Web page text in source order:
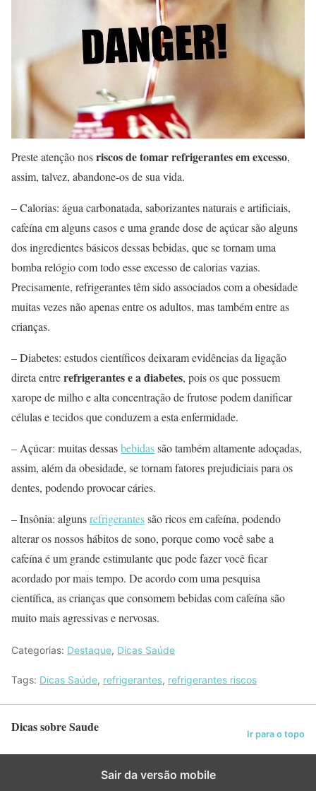
Preste atenção nosriscos de tomar refrigerantes em excesso,
assim, talvez, abandone-os de sua vida.
– Calorias: água carbonatada, saborizantes naturais e artificiais,
cafeína em alguns casos e uma grande dose de açúcar são alguns
dos ingredientes básicos dessas bebidas, que se tornam uma
bomba relógio com todo esse excesso de calorias vazias.
Precisamente, refrigerantes têm sido associados com a obesidade
muitas vezes não apenas entre os adultos, mas também entre as
crianças.
– Diabetes: estudos científicos deixaram evidências da ligação
direta entrerefrigerantes e a diabetes, pois os que possuem
xarope de milho e alta concentração de frutose podem danificar
células e tecidos que conduzem a esta enfermidade.
– Açúcar: muitas dessasbebidassão também altamente adoçadas,
assim, além da obesidade, se tornam fatores prejudiciais para os
dentes, podendo provocar cáries.
– Insônia: algunsrefrigerantessão ricos em cafeína, podendo
alterar os nossos hábitos de sono, porque como você sabe a
cafeína é um grande estimulante que pode fazer você ficar
acordado por mais tempo. De acordo com uma pesquisa
científica, as crianças que consomem bebidas com cafeína são
muito mais agressivas e nervosas.
Categorias: Destaque, Dicas Saúde
Tags: Dicas Saúde, refrigerantes, refrigerantes riscos
Dicas sobre Saude Ir para o topo
Sair da versão mobile